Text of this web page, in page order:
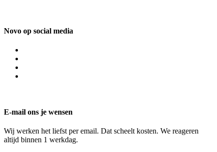
Novo op social media
E-mail ons je wensen
Wij werken het liefst per email. Dat scheelt kosten. We reageren
altijd binnen 1 werkdag.